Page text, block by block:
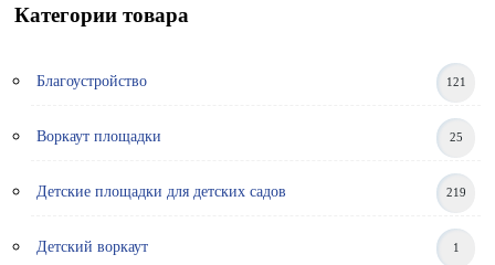
Категории товара
Благоустройство 121
Воркаут площадки 25
Детские площадки для детских садов 219
Детский воркаут 1